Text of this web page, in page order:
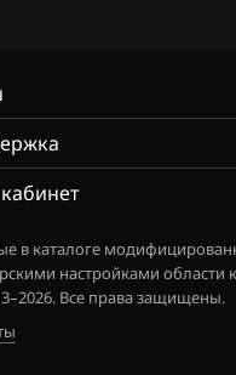
в каталоге
настройками
Все права защищены.